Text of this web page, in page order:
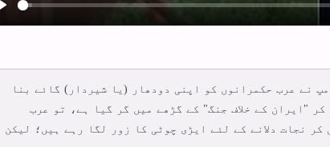
Play
نے عرب حکمرانوں کو اپنی دودھار (یا شیردار) گائے بنا
"ایران کے خلاف جنگ" کے گڑھے میں گر گیا ہے، تو عرب
نجات دلانے کے لئے ایڑی چوٹی کا زور لگا رہے ہیں؛ لیکن